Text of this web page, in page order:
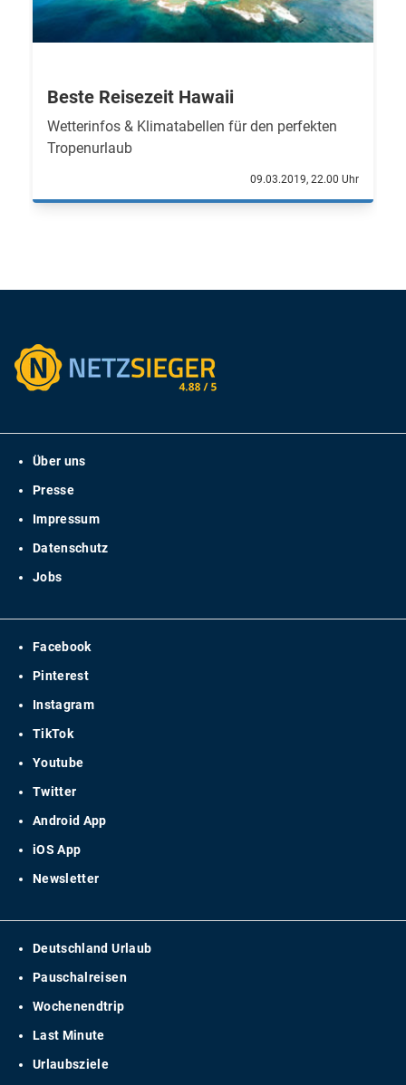
Beste Reisezeit Hawaii
Wetterinfos & Klimatabellen für den perfekten
Tropenurlaub
09.03.2019, 22.00 Uhr
Über uns
Presse
Impressum
Datenschutz
Jobs
Facebook
Pinterest
Instagram
TikTok
Youtube
Twitter
Android App
iOS App
Newsletter
Deutschland Urlaub
Pauschalreisen
Wochenendtrip
Last Minute
Urlaubsziele